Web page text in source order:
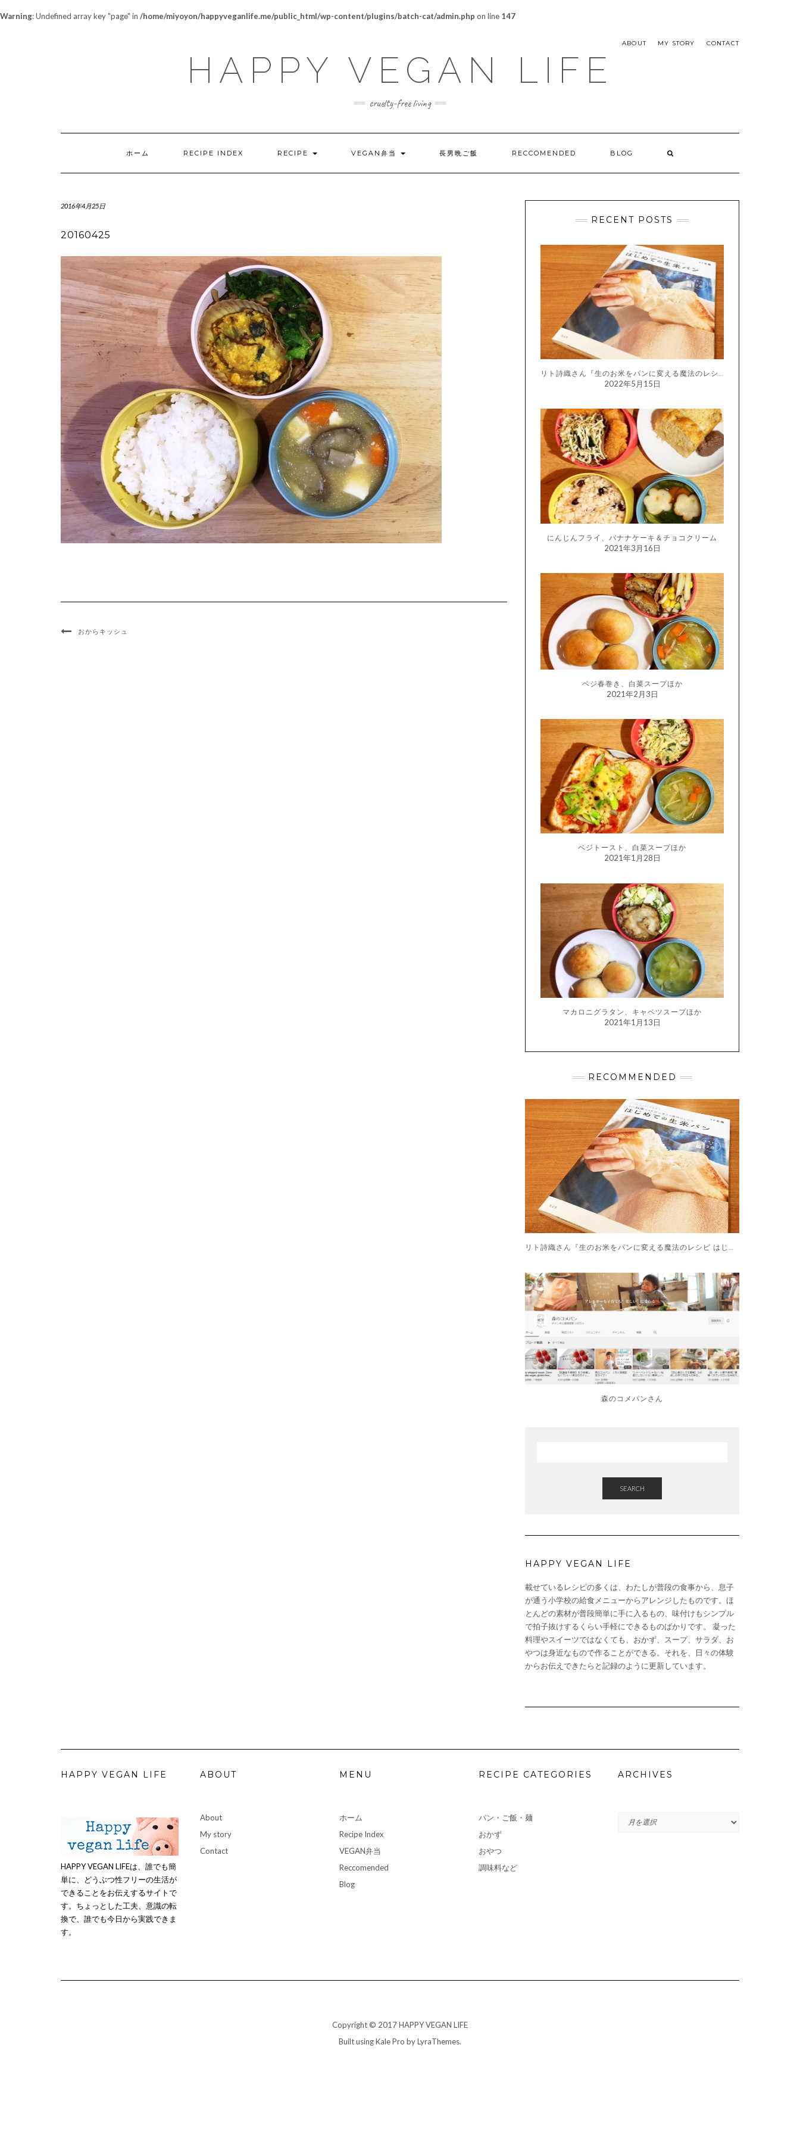
Warning: Undefined array key "page" in /home/miyoyon/happyveganlife.me/public_html/wp-content/plugins/batch-cat/admin.php on line 147
ABOUT MY STORY CONTACT
HAPPY VEGAN LIFE
cruelty-free living
ホーム RECIPE INDEX RECIPE VEGAN弁当 長男晩ご飯 RECCOMENDED BLOG
2016年4月25日
20160425
おからキッシュ
RECENT POSTS
リト詩織さん『生のお米をパンに変える魔法のレシピ はじめての生米パン』
2022年5月15日
にんじんフライ、バナナケーキ＆チョコクリーム
2021年3月16日
ベジ春巻き、白菜スープほか
2021年2月3日
ベジトースト、白菜スープほか
2021年1月28日
マカロニグラタン、キャベツスープほか
2021年1月13日
RECOMMENDED
森のコメパンさん
SEARCH
HAPPY VEGAN LIFE
載せているレシピの多くは、わたしが普段の食事から、息子
が通う小学校の給食メニューからアレンジしたものです。ほ
とんどの素材が普段簡単に手に入るもの、味付けもシンプル
で拍子抜けするくらい手軽にできるものばかりです。 凝った
料理やスイーツではなくても、おかず、スープ、サラダ、お
やつは身近なもので作ることができる。それを、日々の体験
からお伝えできたらと記録のように更新しています。
HAPPY VEGAN LIFE
HAPPY VEGAN LIFEは、誰でも簡
単に、どうぶつ性フリーの生活が
できることをお伝えするサイトで
す。ちょっとした工夫、意識の転
換で、誰でも今日から実践できま
す。
ABOUT
About
My story
Contact
MENU
ホーム
Recipe Index
VEGAN弁当
Reccomended
Blog
RECIPE CATEGORIES
パン・ご飯・麺
おかず
おやつ
調味料など
ARCHIVES
ARCHIVES
Copyright © 2017 HAPPY VEGAN LIFE
Built usingKale Pro byLyraThemes.